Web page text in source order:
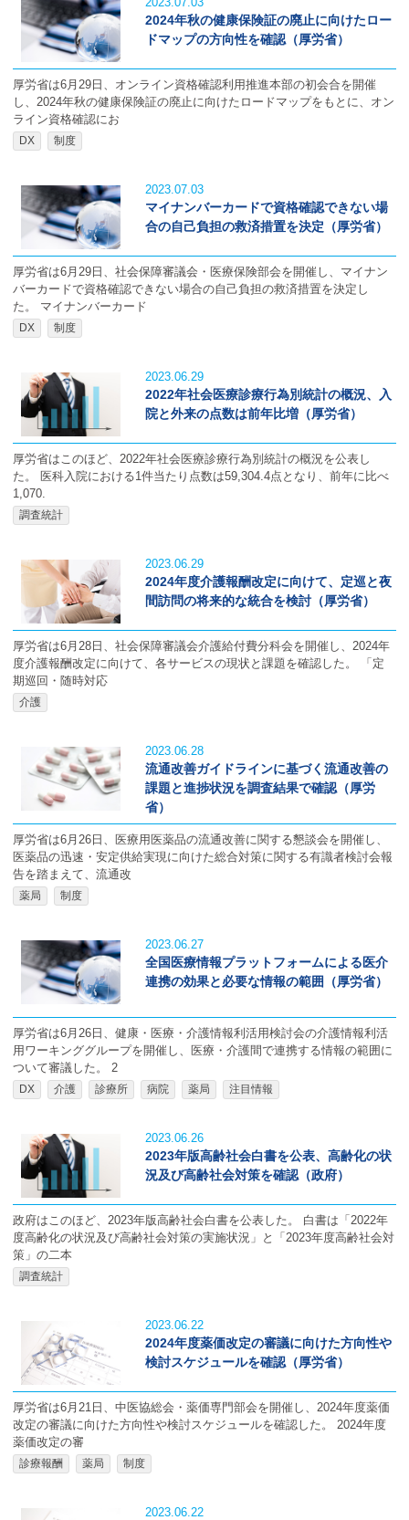
2024年秋の健康保険証の廃止に向けたロー
ドマップの方向性を確認（厚労省）
厚労省は6月29日、オンライン資格確認利用推進本部の初会合を開催
し、2024年秋の健康保険証の廃止に向けたロードマップをもとに、オン
ライン資格確認にお
DX 制度
2023.07.03
マイナンバーカードで資格確認できない場
合の自己負担の救済措置を決定（厚労省）
厚労省は6月29日、社会保障審議会・医療保険部会を開催し、マイナン
バーカードで資格確認できない場合の自己負担の救済措置を決定し
た。 マイナンバーカード
DX 制度
2023.06.29
2022年社会医療診療行為別統計の概況、入
院と外来の点数は前年比増（厚労省）
厚労省はこのほど、2022年社会医療診療行為別統計の概況を公表し
た。 医科入院における1件当たり点数は59,304.4点となり、前年に比べ
1,070.
調査統計
2023.06.29
2024年度介護報酬改定に向けて、定巡と夜
間訪問の将来的な統合を検討（厚労省）
厚労省は6月28日、社会保障審議会介護給付費分科会を開催し、2024年
度介護報酬改定に向けて、各サービスの現状と課題を確認した。 「定
期巡回・随時対応
介護
2023.06.28
流通改善ガイドラインに基づく流通改善の
課題と進捗状況を調査結果で確認（厚労
省）
厚労省は6月26日、医療用医薬品の流通改善に関する懇談会を開催し、
医薬品の迅速・安定供給実現に向けた総合対策に関する有識者検討会報
告を踏まえて、流通改
薬局 制度
2023.06.27
全国医療情報プラットフォームによる医介
連携の効果と必要な情報の範囲（厚労省）
厚労省は6月26日、健康・医療・介護情報利活用検討会の介護情報利活
用ワーキンググループを開催し、医療・介護間で連携する情報の範囲に
ついて審議した。 2
DX 介護 診療所 病院 薬局 注目情報
2023.06.26
2023年版高齢社会白書を公表、高齢化の状
況及び高齢社会対策を確認（政府）
政府はこのほど、2023年版高齢社会白書を公表した。 白書は「2022年
度高齢化の状況及び高齢社会対策の実施状況」と「2023年度高齢社会対
策」の二本
調査統計
2023.06.22
2024年度薬価改定の審議に向けた方向性や
検討スケジュールを確認（厚労省）
厚労省は6月21日、中医協総会・薬価専門部会を開催し、2024年度薬価
改定の審議に向けた方向性や検討スケジュールを確認した。 2024年度
薬価改定の審
診療報酬 薬局 制度
2023.06.22